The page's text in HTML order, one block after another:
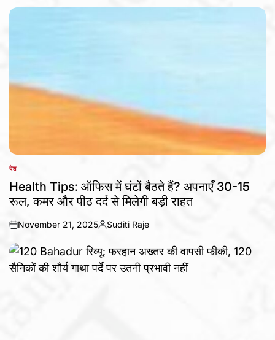
by
POSTED
IN
देश
Health Tips: ऑफिस में घंटों बैठते हैं? अपनाएँ 30-15
रूल, कमर और पीठ दर्द से मिलेगी बड़ी राहत
on
November 21, 2025
Posted
Suditi Raje